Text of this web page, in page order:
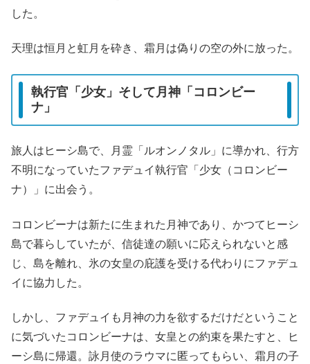
した。
天理は恒月と虹月を砕き、霜月は偽りの空の外に放った。
執行官「少女」そして月神「コロンビー
ナ」
旅人はヒーシ島で、月霊「ルオンノタル」に導かれ、行方
不明になっていたファデュイ執行官「少女（コロンビー
ナ）」に出会う。
コロンビーナは新たに生まれた月神であり、かつてヒーシ
島で暮らしていたが、信徒達の願いに応えられないと感
じ、島を離れ、氷の女皇の庇護を受ける代わりにファデュ
イに協力した。
しかし、ファデュイも月神の力を欲するだけだということ
に気づいたコロンビーナは、女皇との約束を果たすと、ヒ
ーシ島に帰還。詠月使のラウマに匿ってもらい、霜月の子